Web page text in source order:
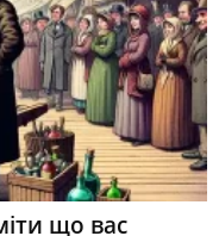
що вас